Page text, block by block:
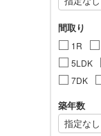
間取り
1R
5LDK
7DK
築年数